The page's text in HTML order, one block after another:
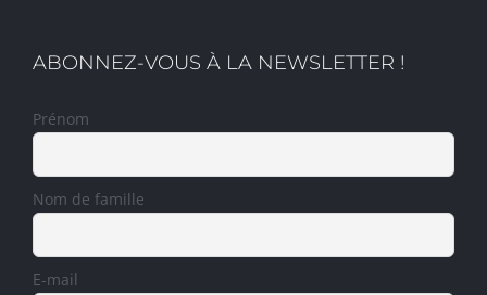
ABONNEZ-VOUS À LA NEWSLETTER !
Prénom
Nom de famille
E-mail